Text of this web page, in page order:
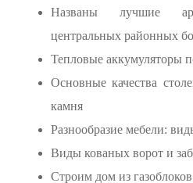
Названы лучшие
центральных районных
Тепловые аккумуляторы
Основные качества
камня
Разнообразие мебели:
Виды кованых ворот и
Строим дом из газоблоков